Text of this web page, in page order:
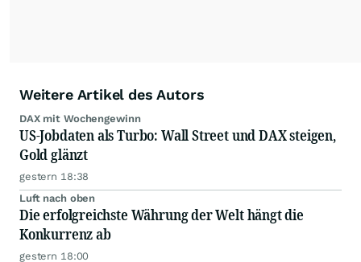
Weitere Artikel des Autors
DAX mit Wochengewinn
US-Jobdaten als Turbo: Wall Street und DAX steigen,
Gold glänzt
gestern 18:38
Luft nach oben
Die erfolgreichste Währung der Welt hängt die
Konkurrenz ab
gestern 18:00